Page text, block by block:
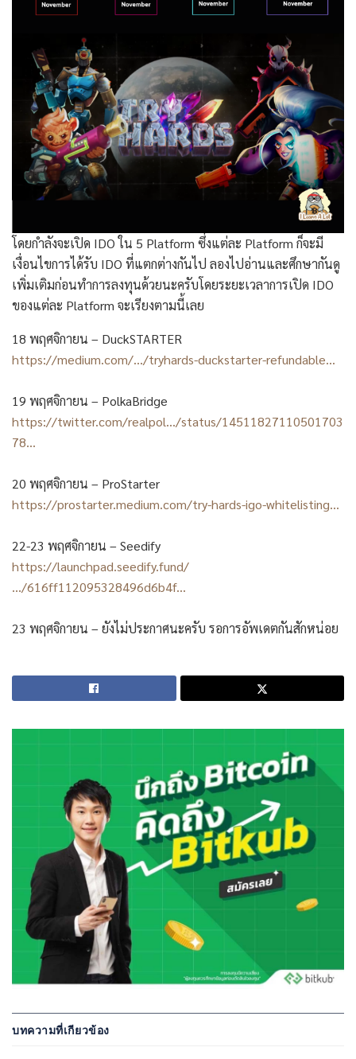
โดยกำลังจะเปิด IDO ใน 5 Platform ซึ่งแต่ละ Platform ก็จะมี
เงื่อนไขการได้รับ IDO ที่แตกต่างกันไป ลองไปอ่านและศึกษากันดู
เพิ่มเติมก่อนทำการลงทุนด้วยนะครับโดยระยะเวลาการเปิด IDO
ของแต่ละ Platform จะเรียงตามนี้เลย
18 พฤศจิกายน – DuckSTARTER
https://medium.com/…/tryhards-duckstarter-refundable…
19 พฤศจิกายน – PolkaBridge
https://twitter.com/realpol…/status/14511827110501703
78…
20 พฤศจิกายน – ProStarter
https://prostarter.medium.com/try-hards-igo-whitelisting…
22-23 พฤศจิกายน – Seedify
https://launchpad.seedify.fund/
…/616ff112095328496d6b4f…
23 พฤศจิกายน – ยังไม่ประกาศนะครับ รอการอัพเดตกันสักหน่อย
บทความที่เกียวข้อง